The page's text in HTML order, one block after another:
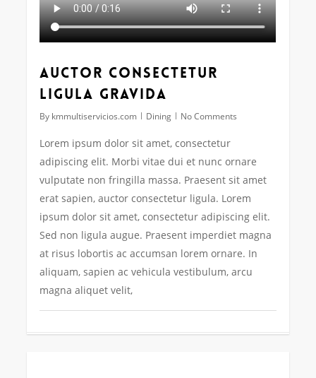
Auctor consectetur
ligula gravida
By kmmultiservicios.com Dining No Comments
Lorem ipsum dolor sit amet, consectetur
adipiscing elit. Morbi vitae dui et nunc ornare
vulputate non fringilla massa. Praesent sit amet
erat sapien, auctor consectetur ligula. Lorem
ipsum dolor sit amet, consectetur adipiscing elit.
Sed non ligula augue. Praesent imperdiet magna
at risus lobortis ac accumsan lorem ornare. In
aliquam, sapien ac vehicula vestibulum, arcu
magna aliquet velit,